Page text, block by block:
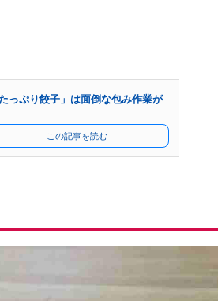
っぷり餃子」は面倒な包み作業が
この記事を読む